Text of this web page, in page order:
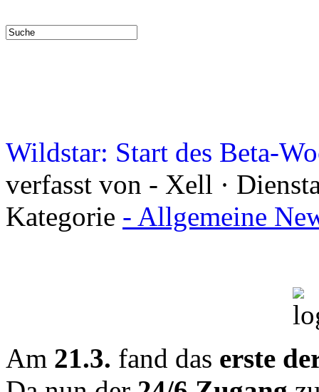
Wildstar: Start des Beta-
verfasst von - Xell ·
Kategorie - Allgemeine
Am 21.3. fand das erste